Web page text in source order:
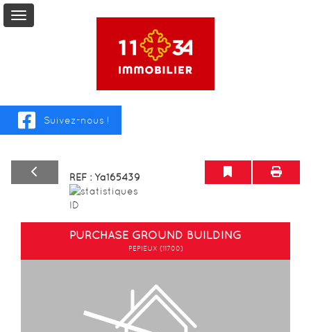
Suivez-nous !
For
Service
REF : Ya165439
​PURCHASE GROUND BUILDING
PEPIEUX (11700)